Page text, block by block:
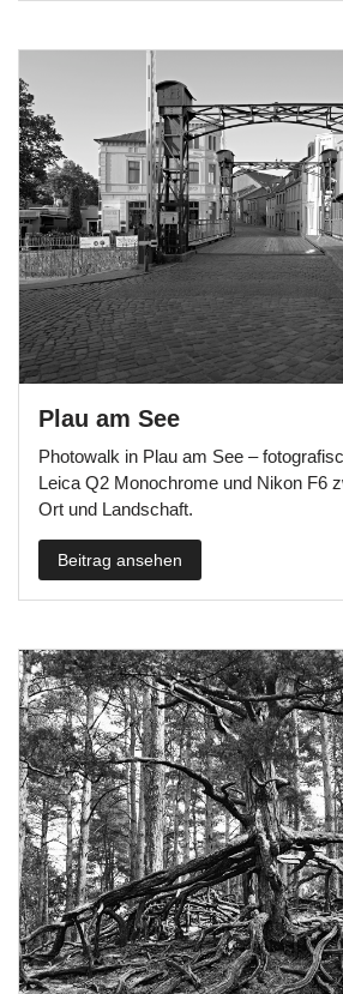
Plau am See
Photowalk in Plau am See –
Leica Q2 Monochrome und Nikon F6
Ort und Landschaft.
Beitrag ansehen